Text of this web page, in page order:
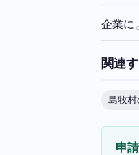
企業に
関連
島牧
申